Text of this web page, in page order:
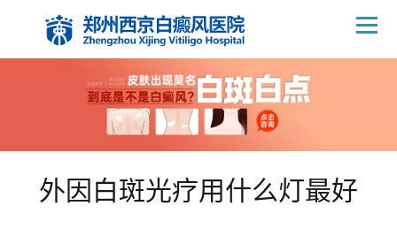
外因白斑光疗用什么灯最好